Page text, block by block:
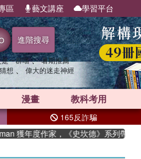
區 藝文講座 學習平台
進階搜尋
一群喵 、 暑期推薦
想 、 偉大的迷走神經
漫畫 教科考用
165反詐騙
家，《史坎德》系列帶你踏上熱血奇